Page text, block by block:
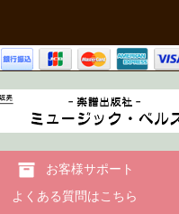
お客様サポート
よくある質問はこちら